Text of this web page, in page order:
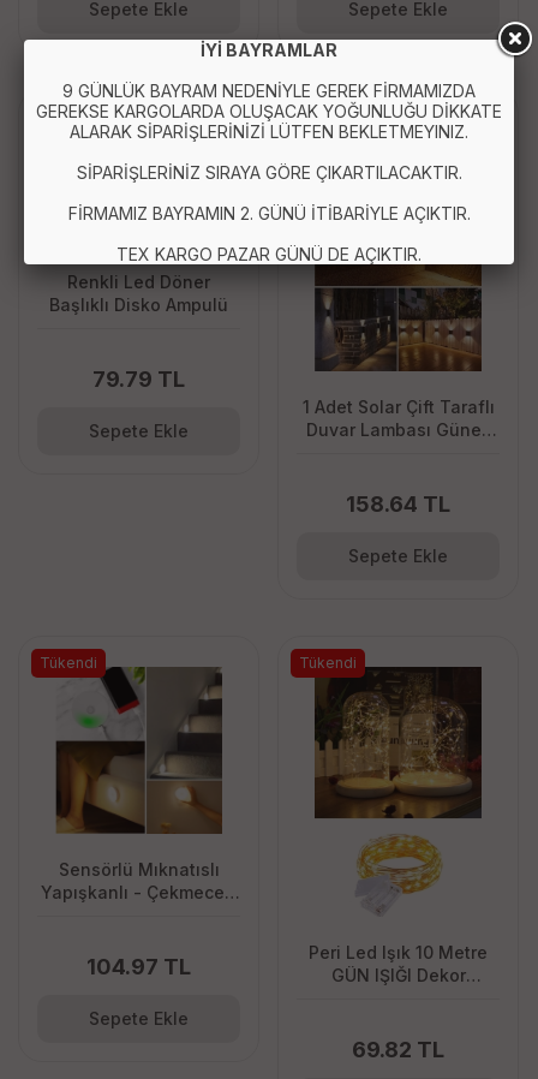
Sepete Ekle Sepete Ekle
Renkli Led Döner
Başlıklı Disko Ampulü
79.79 TL
Sepete Ekle
1 Adet Solar Çift Taraflı
Duvar Lambası Güneş
158.64 TL
Tükendi
Sepete Ekle
Sensörlü Mıknatıslı
Yapışkanlı - Çekmece -
Spot Mutfak Lamba
104.97 TL
Tükendi
Sepete Ekle
Peri Led Işık 10 Metre
GÜN IŞIĞI Dekor
69.82 TL
Tükendi
İYİ BAYRAMLAR
9 GÜNLÜK BAYRAM NEDENİYLE GEREK FİRMAMIZDA
GEREKSE KARGOLARDA OLUŞACAK YOĞUNLUĞU DİKKATE
ALARAK SİPARİŞLERİNİZİ LÜTFEN BEKLETMEYINIZ.
SİPARİŞLERİNİZ SIRAYA GÖRE ÇIKARTILACAKTIR.
FİRMAMIZ BAYRAMIN 2. GÜNÜ İTİBARİYLE AÇIKTIR.
TEX KARGO PAZAR GÜNÜ DE AÇIKTIR.